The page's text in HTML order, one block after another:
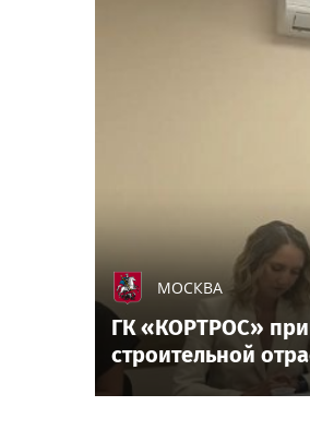
МОСКВА
ГК «КОРТРОС»
строительной